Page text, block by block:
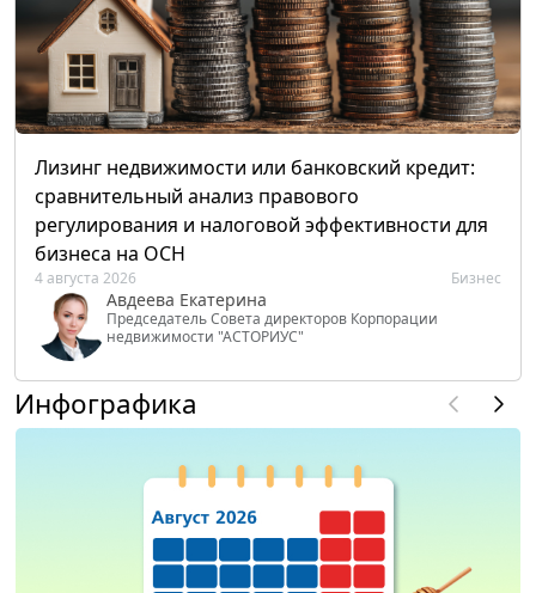
Лизинг недвижимости или банковский кредит:
сравнительный анализ правового
регулирования и налоговой эффективности для
бизнеса на ОСН
4 августа 2026 Бизнес
Авдеева Екатерина
Председатель Совета директоров Корпорации
недвижимости "АСТОРИУС"
Инфографика